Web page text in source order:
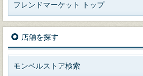
フレンドマーケット トップ
店舗を探す
モンベルストア検索